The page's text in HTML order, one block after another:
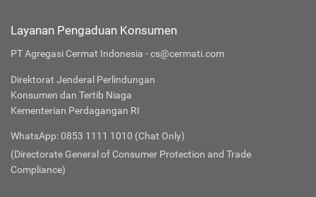
Layanan Pengaduan Konsumen
PT Agregasi Cermat Indonesia - cs@cermati.com
Direktorat Jenderal Perlindungan
Konsumen dan Tertib Niaga
Kementerian Perdagangan RI
WhatsApp: 0853 1111 1010 (Chat Only)
(Directorate General of Consumer Protection and Trade
Compliance)